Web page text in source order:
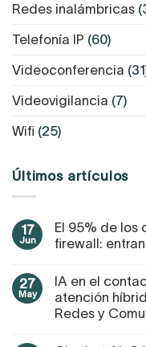
Redes inalámbricas
Telefonía IP (60)
Videoconferencia
Videovigilancia (7)
Wifi (25)
Últimos artículos
17
Jun
El 95% de los
firewall:
27
May
IA en el
atención
Redes y